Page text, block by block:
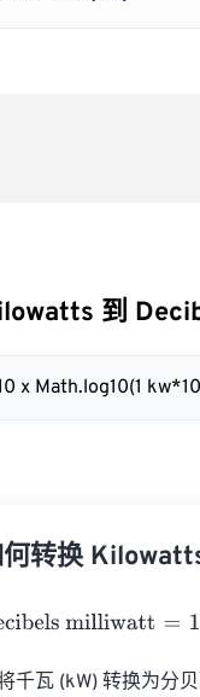
到
x Math.log10(1
何转换
milliwatt=10 ×M a
千瓦 (kW) 转换为分